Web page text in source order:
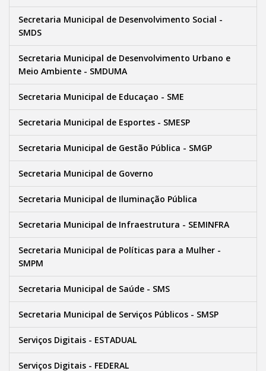
Secretaria Municipal de Desenvolvimento Social -
SMDS
Secretaria Municipal de Desenvolvimento Urbano e
Meio Ambiente - SMDUMA
Secretaria Municipal de Educaçao - SME
Secretaria Municipal de Esportes - SMESP
Secretaria Municipal de Gestão Pública - SMGP
Secretaria Municipal de Governo
Secretaria Municipal de Iluminação Pública
Secretaria Municipal de Infraestrutura - SEMINFRA
Secretaria Municipal de Políticas para a Mulher -
SMPM
Secretaria Municipal de Saúde - SMS
Secretaria Municipal de Serviços Públicos - SMSP
Serviços Digitais - ESTADUAL
Serviços Digitais - FEDERAL